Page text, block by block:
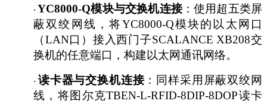
· YC8000-Q模块与交换机连接：使用超五类屏
蔽双绞网线，将YC8000-Q模块的以太网口
（LAN口）接入西门子SCALANCE XB208交
换机的任意端口，构建以太网通讯网络。
· 读卡器与交换机连接：同样采用屏蔽双绞网
线，将图尔克TBEN-L-RFID-8DIP-8DOP读卡